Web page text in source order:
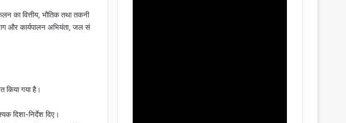
का वित्तीय, भौतिक तथा तकनी
और कार्यपालन अभियंता, जल सं
किया गया है।
दिशा-निर्देश दिए।